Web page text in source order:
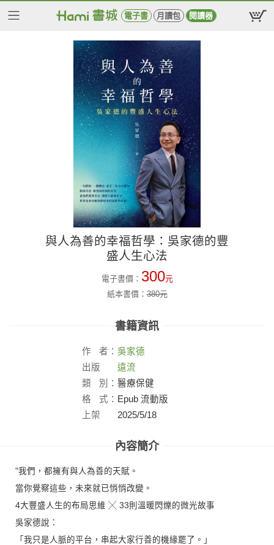
電子書 月讀包 閱讀器
與人為善的幸福哲學：吳家德的豐
盛人生心法
電子書價： 300元
紙本書價：380元
書籍資訊
作 者： 吳家德
出版
社：
遠流
類
別： 醫療保健
格
式： Epub 流動版
上架
2025/5/18
內容簡介
"我們，都擁有與人為善的天賦。
當你覺察這些，未來就已悄悄改變。
4大豐盛人生的布局思維 ╳ 33則溫暖閃爍的微光故事
吳家德說：
「我只是人脈的平台，串起大家行善的機緣罷了。」